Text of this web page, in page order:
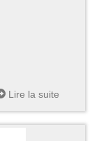
Lire la suite